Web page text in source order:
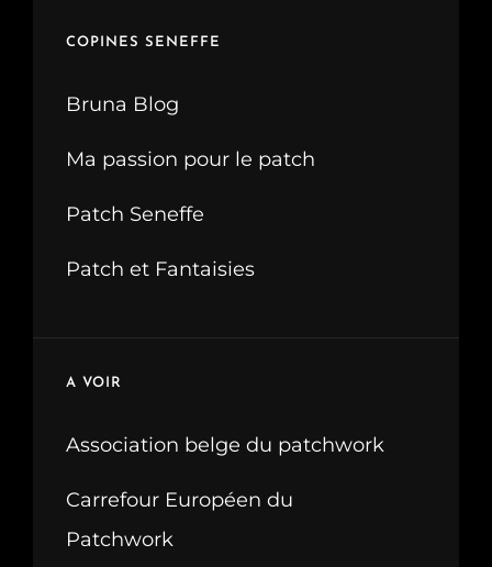
COPINES SENEFFE
Bruna Blog
Ma passion pour le patch
Patch Seneffe
Patch et Fantaisies
A VOIR
Association belge du patchwork
Carrefour Européen du
Patchwork